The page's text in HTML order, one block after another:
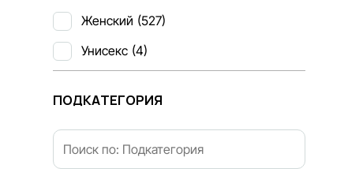
Женский (527)
Унисекс (4)
ПОДКАТЕГОРИЯ